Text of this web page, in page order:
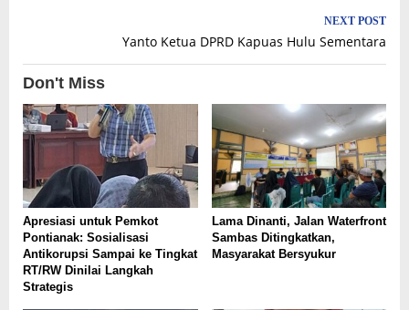
NEXT POST
Yanto Ketua DPRD Kapuas Hulu Sementara
Don't Miss
Apresiasi untuk Pemkot
Pontianak: Sosialisasi
Antikorupsi Sampai ke Tingkat
RT/RW Dinilai Langkah
Strategis
Lama Dinanti, Jalan Waterfront
Sambas Ditingkatkan,
Masyarakat Bersyukur